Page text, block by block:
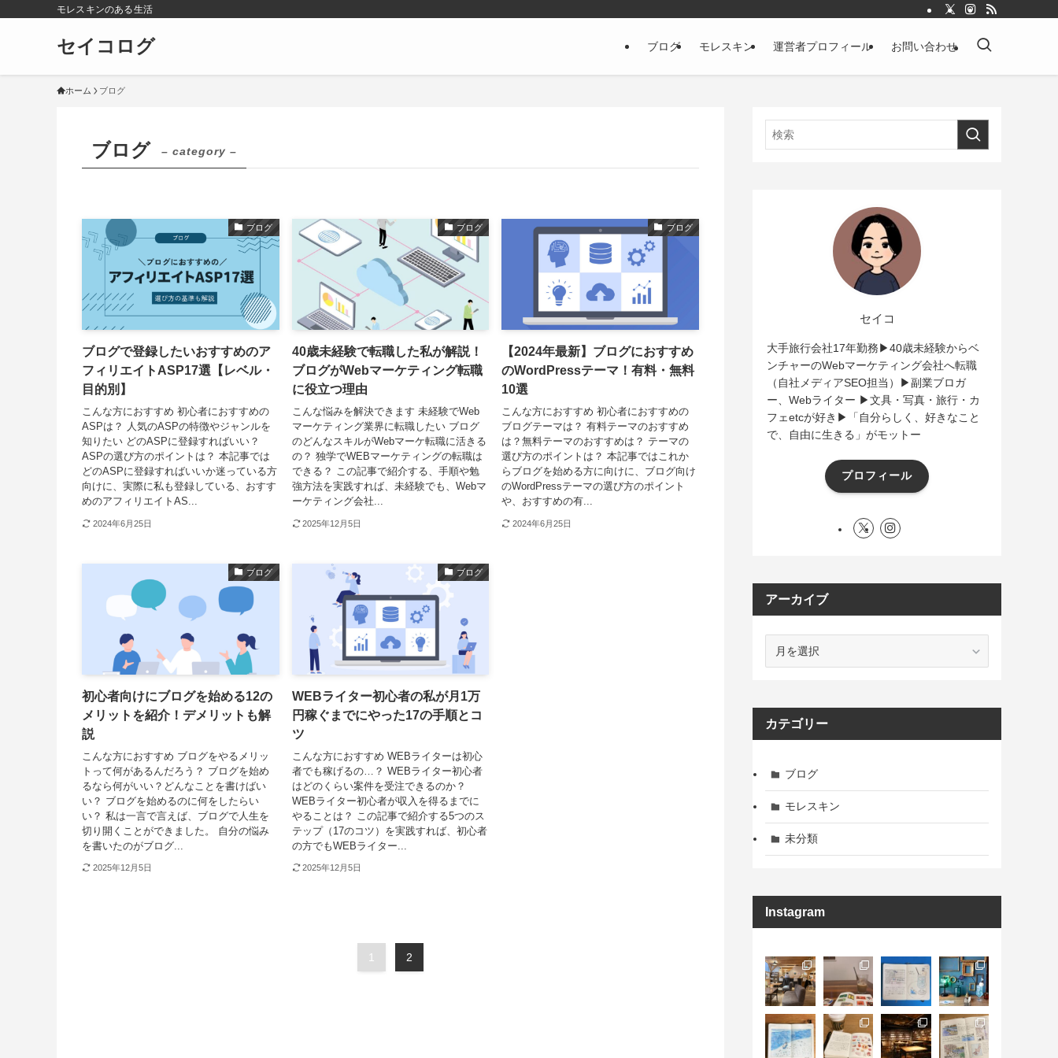
モレスキンのある生活
セイコログ ブログ モレスキン 運営者プロフィール お問い合わせ
ホーム ブログ
ブログ – category –
ブログ
ブログで登録したいおすすめのア
フィリエイトASP17選【レベル・
目的別】
こんな方におすすめ 初心者におすすめの
ASPは？ 人気のASPの特徴やジャンルを
知りたい どのASPに登録すればいい？
ASPの選び方のポイントは？ 本記事では
どのASPに登録すればいいか迷っている方
向けに、実際に私も登録している、おすす
めのアフィリエイトAS...
2024年6月25日
ブログ
40歳未経験で転職した私が解説！
ブログがWebマーケティング転職
に役立つ理由
こんな悩みを解決できます 未経験でWeb
マーケティング業界に転職したい ブログ
のどんなスキルがWebマーケ転職に活きる
の？ 独学でWEBマーケティングの転職は
できる？ この記事で紹介する、手順や勉
強方法を実践すれば、未経験でも、Webマ
ーケティング会社...
2025年12月5日
ブログ
【2024年最新】ブログにおすすめ
のWordPressテーマ！有料・無料
10選
こんな方におすすめ 初心者におすすめの
ブログテーマは？ 有料テーマのおすすめ
は？無料テーマのおすすめは？ テーマの
選び方のポイントは？ 本記事ではこれか
らブログを始める方に向けに、ブログ向け
のWordPressテーマの選び方のポイント
や、おすすめの有...
2024年6月25日
ブログ
初心者向けにブログを始める12の
メリットを紹介！デメリットも解
説
こんな方におすすめ ブログをやるメリッ
トって何があるんだろう？ ブログを始め
るなら何がいい？どんなことを書けばい
い？ ブログを始めるのに何をしたらい
い？ 私は一言で言えば、ブログで人生を
切り開くことができました。 自分の悩み
を書いたのがブログ...
2025年12月5日
ブログ
WEBライター初心者の私が月1万
円稼ぐまでにやった17の手順とコ
ツ
こんな方におすすめ WEBライターは初心
者でも稼げるの…？ WEBライター初心者
はどのくらい案件を受注できるのか？
WEBライター初心者が収入を得るまでに
やることは？ この記事で紹介する5つのス
テップ（17のコツ）を実践すれば、初心者
の方でもWEBライター...
2025年12月5日
1 2
セイコ
大手旅行会社17年勤務▶︎40歳未経験からベ
ンチャーのWebマーケティング会社へ転職
（自社メディアSEO担当）▶︎副業ブロガ
ー、Webライター ▶︎文具・写真・旅行・カ
フェetcが好き▶︎「自分らしく、好きなこと
で、自由に生きる」がモットー
プロフィール
アーカイブ
ブ
カテゴリー
ブログ
モレスキン
未分類
Instagram